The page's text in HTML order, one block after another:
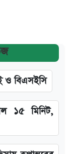
ও বিএসইসি
১৫ মিনিট,